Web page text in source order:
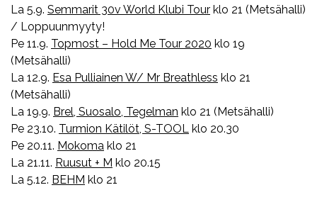
La 5.9. Semmarit 30v World Klubi Tour klo 21 (Metsähalli)
/ Loppuunmyyty!
Pe 11.9. Topmost – Hold Me Tour 2020 klo 19
(Metsähalli)
La 12.9. Esa Pulliainen W/ Mr Breathless klo 21
(Metsähalli)
La 19.9. Brel, Suosalo, Tegelman klo 21 (Metsähalli)
Pe 23.10. Turmion Kätilöt, S-TOOL klo 20.30
Pe 20.11. Mokoma klo 21
La 21.11. Ruusut + M klo 20.15
La 5.12. BEHM klo 21